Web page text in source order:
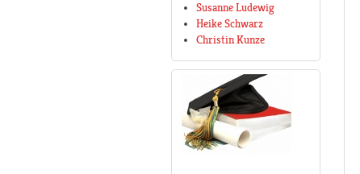
Susanne Ludewig
Heike Schwarz
Christin Kunze